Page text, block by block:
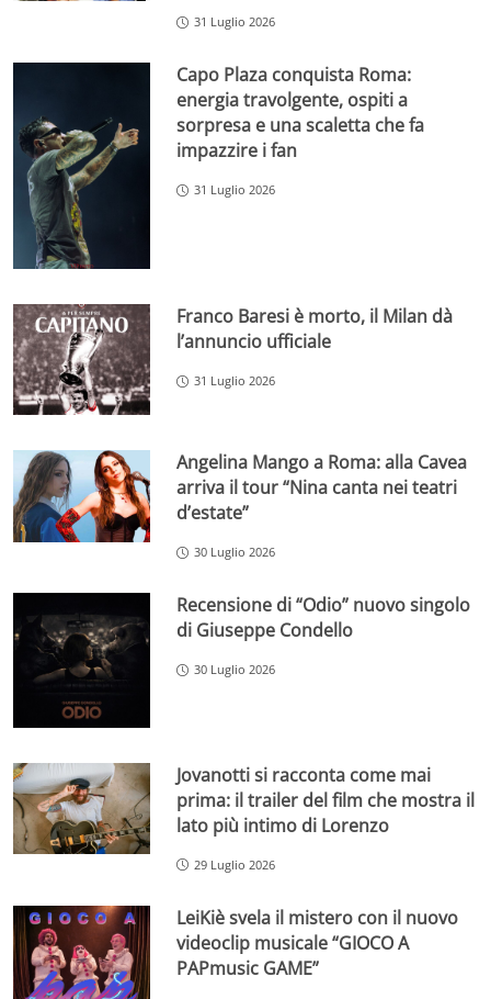
31 Luglio 2026
Capo Plaza conquista Roma:
energia travolgente, ospiti a
sorpresa e una scaletta che fa
impazzire i fan
31 Luglio 2026
Franco Baresi è morto, il Milan dà
l’annuncio ufficiale
31 Luglio 2026
Angelina Mango a Roma: alla Cavea
arriva il tour “Nina canta nei teatri
d’estate”
30 Luglio 2026
Recensione di “Odio” nuovo singolo
di Giuseppe Condello
30 Luglio 2026
Jovanotti si racconta come mai
prima: il trailer del film che mostra il
lato più intimo di Lorenzo
29 Luglio 2026
LeiKiè svela il mistero con il nuovo
videoclip musicale “GIOCO A
PAPmusic GAME”